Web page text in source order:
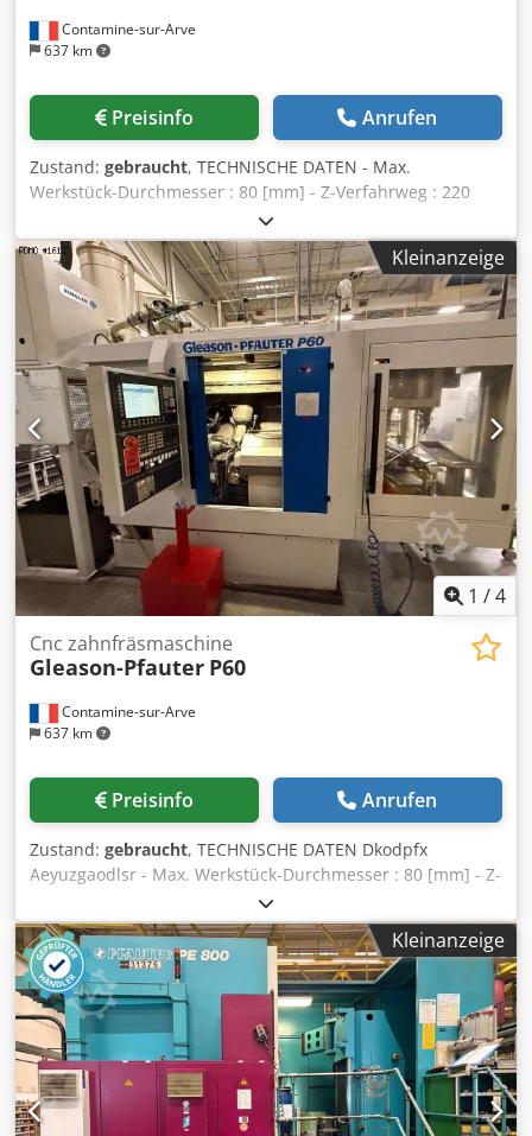
Contamine-sur-Arve
637 km
Preisinfo Anrufen
Zustand: gebraucht, TECHNISCHE DATEN - Max.
Werkstück-Durchmesser : 80 [mm] - Z-Verfahrweg : 220
[mm] - Max. Modul : 2.5 - Max. Drehzahl der
Werkstückhalterspindel : 3000 [Upm] - Max. Abmessungen
des Wälzfräsers (Durchmesser × Länge) : 118 X 120 [mm] -
Drehzahl der Fräserspindel : 200-5000 [Upm]
Djdpeyuzggsfx Adlekr - Schaltweg : 140 [mm] -
Winkelverfahrwege des Fräskopfes : -45/+115 [Grad] -
Platzbedarf : 2700/2180 [mm] - Maschinenhöhe : 2310
[mm] - Maschinengewicht : 4800 [kg] ZUBEHÖR -
Steuerung : Siemens 840D PowerLine - Lademanipulator
Kleinanzeige
1 /4
Contamine-sur-Arve
637 km
Cnc zahnfräsmaschine
Gleason-Pfauter P60
Preisinfo Anrufen
Zustand: gebraucht, TECHNISCHE DATEN Dkodpfx
Aeyuzgaodlsr - Max. Werkstück-Durchmesser : 80 [mm] - Z-
Verfahrweg : 220 [mm] - Max. Modul : 2.5 - Max. Drehzahl
der Werkstückhalterspindel : 3000 [Upm] - Max.
Abmessungen des Wälzfräsers (Durchmesser × Länge) :
118 X 120 [mm] - Drehzahl der Fräserspindel : 200-5000
[Upm] - Schaltweg : 140 [mm] - Winkelverfahrwege des
Fräskopfes : -45/+115 [Grad] - Platzbedarf : 2700/2180
[mm] - Maschinenhöhe : 2310 [mm] - Maschinengewicht :
4800 [kg] ZUBEHÖR - Steuerung : Siemens 840D PowerLine
- Lademanipulator
Kleinanzeige